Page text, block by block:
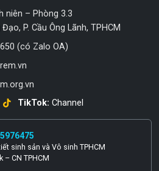
niên – Phòng 3.3
P. Cầu Ông Lãnh, TPHCM
(có Zalo OA)
TikTok: Channel
sinh sản và Vô sinh TPHCM
– CN TPHCM